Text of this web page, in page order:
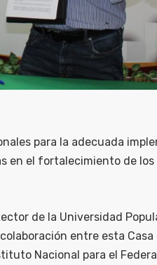
para la adecuada
en el fortalecimiento de los
de la Universidad
entre esta Casa
Nacional para el